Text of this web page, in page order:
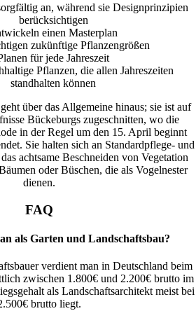
an, während sie Designprinzipien
berücksichtigen
einen Masterplan
zukünftige Pflanzengrößen
für jede Jahreszeit
Pflanzen, die allen Jahreszeiten
standhalten können
über das Allgemeine hinaus; sie ist auf
Bückeburgs zugeschnitten, wo die
in der Regel um den 15. April beginnt
Sie halten sich an Standardpflege- und
achtsame Beschneiden von Vegetation
oder Büschen, die als Vogelnester
dienen.
FAQ
als Garten und Landschaftsbau?
verdient man in Deutschland beim
zwischen 1.800€ und 2.200€ brutto im
als Landschaftsarchitekt meist bei
brutto liegt.